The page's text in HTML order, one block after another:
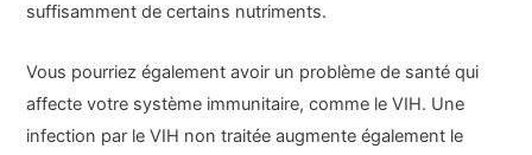
suffisamment de certains nutriments.
Vous pourriez également avoir un problème de santé qui
affecte votre système immunitaire, comme le VIH. Une
infection par le VIH non traitée augmente également le